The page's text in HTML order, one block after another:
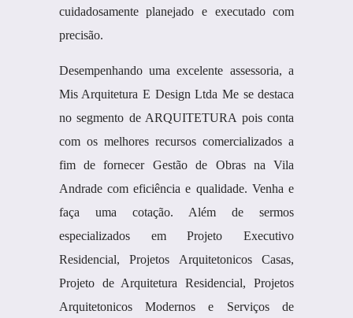
cuidadosamente planejado e executado com
precisão.
Desempenhando uma excelente assessoria, a
Mis Arquitetura E Design Ltda Me se destaca
no segmento de ARQUITETURA pois conta
com os melhores recursos comercializados a
fim de fornecer Gestão de Obras na Vila
Andrade com eficiência e qualidade. Venha e
faça uma cotação. Além de sermos
especializados em Projeto Executivo
Residencial, Projetos Arquitetonicos Casas,
Projeto de Arquitetura Residencial, Projetos
Arquitetonicos Modernos e Serviços de